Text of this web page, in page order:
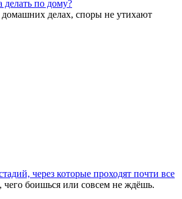
по дому?
домашних делах, споры не утихают
через которые проходят почти все
чего боишься или совсем не ждёшь.